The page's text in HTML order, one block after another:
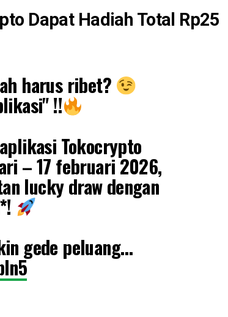
Dapat Hadiah Total Rp25
harus ribet?
!!
Tokocrypto
– 17 februari 2026,
lucky draw dengan
gede peluang…